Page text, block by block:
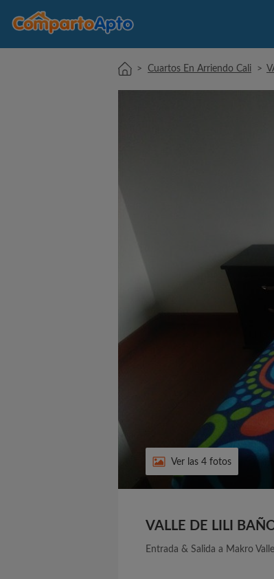
> Cuartos En Arriendo Cali >
Ver las 4 fotos
VALLE DE LILI
Entrada & Salida a Makro